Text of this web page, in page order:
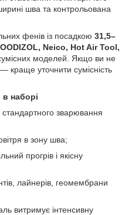
шва та контрольована
фенів із посадкою 31,5–
Neico, Hot Air Tool,
моделей. Якщо ви не
краще уточнити сумісність
наборі
зварювання
в зону шва;
прогрів і якісну
лайнерів, геомембрани
витримує інтенсивну